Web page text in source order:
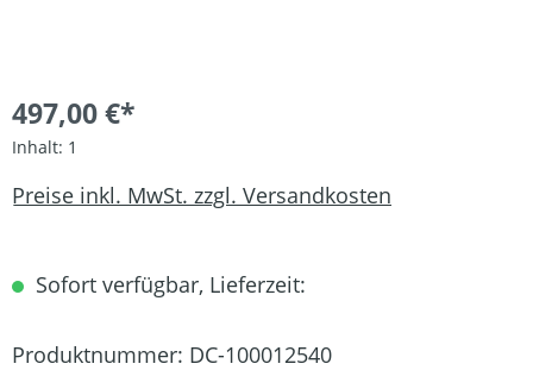
497,00 €*
Inhalt: 1
Preise inkl. MwSt. zzgl. Versandkosten
Sofort verfügbar, Lieferzeit:
Produktnummer: DC-100012540